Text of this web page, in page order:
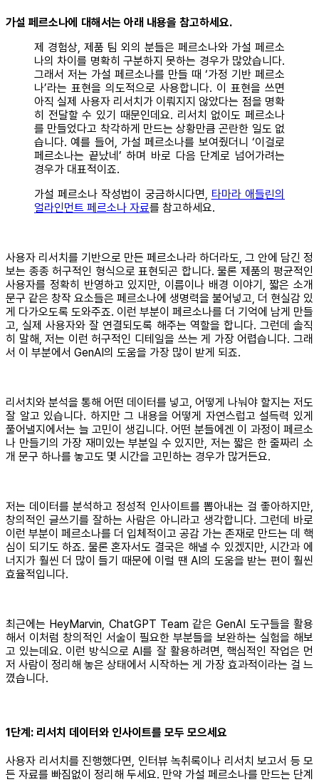
가설 페르소나에 대해서는 아래 내용을 참고하세요.
제 경험상, 제품 팀 외의 분들은 페르소나와 가설 페르소
나의 차이를 명확히 구분하지 못하는 경우가 많았습니다.
그래서 저는 가설 페르소나를 만들 때 ‘가정 기반 페르소
나’라는 표현을 의도적으로 사용합니다. 이 표현을 쓰면
아직 실제 사용자 리서치가 이뤄지지 않았다는 점을 명확
히 전달할 수 있기 때문인데요. 리서치 없이도 페르소나
를 만들었다고 착각하게 만드는 상황만큼 곤란한 일도 없
습니다. 예를 들어, 가설 페르소나를 보여줬더니 ‘이걸로
페르소나는 끝났네’ 하며 바로 다음 단계로 넘어가려는
경우가 대표적이죠.
가설 페르소나 작성법이 궁금하시다면, 타마라 애들린의
얼라인먼트 페르소나 자료를 참고하세요.
사용자 리서치를 기반으로 만든 페르소나라 하더라도, 그 안에 담긴 정
보는 종종 허구적인 형식으로 표현되곤 합니다. 물론 제품의 평균적인
사용자를 정확히 반영하고 있지만, 이름이나 배경 이야기, 짧은 소개
문구 같은 창작 요소들은 페르소나에 생명력을 불어넣고, 더 현실감 있
게 다가오도록 도와주죠. 이런 부분이 페르소나를 더 기억에 남게 만들
고, 실제 사용자와 잘 연결되도록 해주는 역할을 합니다. 그런데 솔직
히 말해, 저는 이런 허구적인 디테일을 쓰는 게 가장 어렵습니다. 그래
서 이 부분에서 GenAI의 도움을 가장 많이 받게 되죠.
리서치와 분석을 통해 어떤 데이터를 넣고, 어떻게 나눠야 할지는 저도
잘 알고 있습니다. 하지만 그 내용을 어떻게 자연스럽고 설득력 있게
풀어낼지에서는 늘 고민이 생깁니다. 어떤 분들에겐 이 과정이 페르소
나 만들기의 가장 재미있는 부분일 수 있지만, 저는 짧은 한 줄짜리 소
개 문구 하나를 놓고도 몇 시간을 고민하는 경우가 많거든요.
저는 데이터를 분석하고 정성적 인사이트를 뽑아내는 걸 좋아하지만,
창의적인 글쓰기를 잘하는 사람은 아니라고 생각합니다. 그런데 바로
이런 부분이 페르소나를 더 입체적이고 공감 가는 존재로 만드는 데 핵
심이 되기도 하죠. 물론 혼자서도 결국은 해낼 수 있겠지만, 시간과 에
너지가 훨씬 더 많이 들기 때문에 이럴 땐 AI의 도움을 받는 편이 훨씬
효율적입니다.
최근에는 HeyMarvin, ChatGPT Team 같은 GenAI 도구들을 활용
해서 이처럼 창의적인 서술이 필요한 부분들을 보완하는 실험을 해보
고 있는데요. 이런 방식으로 AI를 잘 활용하려면, 핵심적인 작업은 먼
저 사람이 정리해 놓은 상태에서 시작하는 게 가장 효과적이라는 걸 느
꼈습니다.
1단계: 리서치 데이터와 인사이트를 모두 모으세요
사용자 리서치를 진행했다면, 인터뷰 녹취록이나 리서치 보고서 등 모
든 자료를 빠짐없이 정리해 두세요. 만약 가설 페르소나를 만드는 단계